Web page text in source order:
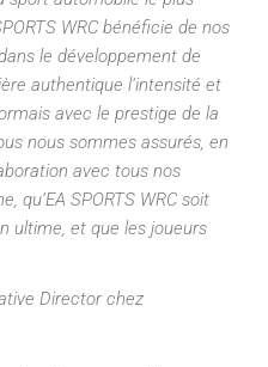
WRC bénéficie de nos
le développement de
authentique l’intensité et
avec le prestige de la
nous sommes assurés, en
avec tous nos
qu’EA SPORTS WRC soit
ultime, et que les joueurs
Director chez